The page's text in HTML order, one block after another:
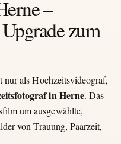
–
zum
nur als Hochzeitsvideograf,
in Herne. Das
um ausgewählte,
von Trauung, Paarzeit,